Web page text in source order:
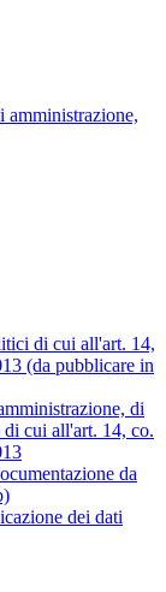
di cui all'art. 14,
(da pubblicare in
di
cui all'art. 14, co.
da
dei dati